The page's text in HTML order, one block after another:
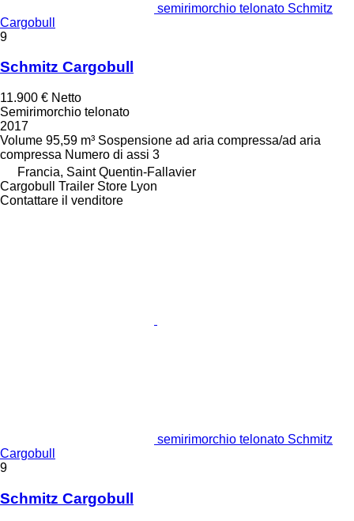
semirimorchio telonato Schmitz
Cargobull
9
Schmitz Cargobull
11.900 € Netto
Semirimorchio telonato
2017
Volume 95,59 m³ Sospensione ad aria compressa/ad aria
compressa Numero di assi 3
Francia, Saint Quentin-Fallavier
Cargobull Trailer Store Lyon
Contattare il venditore
semirimorchio telonato Schmitz
Cargobull
9
Schmitz Cargobull